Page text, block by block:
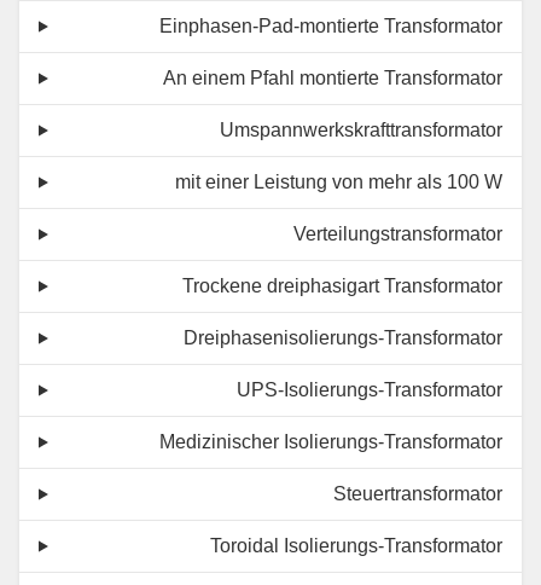
Einphasen-Pad-montierte Transformator
An einem Pfahl montierte Transformator
Umspannwerkskrafttransformator
mit einer Leistung von mehr als 100 W
Verteilungstransformator
Trockene dreiphasigart Transformator
Dreiphasenisolierungs-Transformator
UPS-Isolierungs-Transformator
Medizinischer Isolierungs-Transformator
Steuertransformator
Toroidal Isolierungs-Transformator